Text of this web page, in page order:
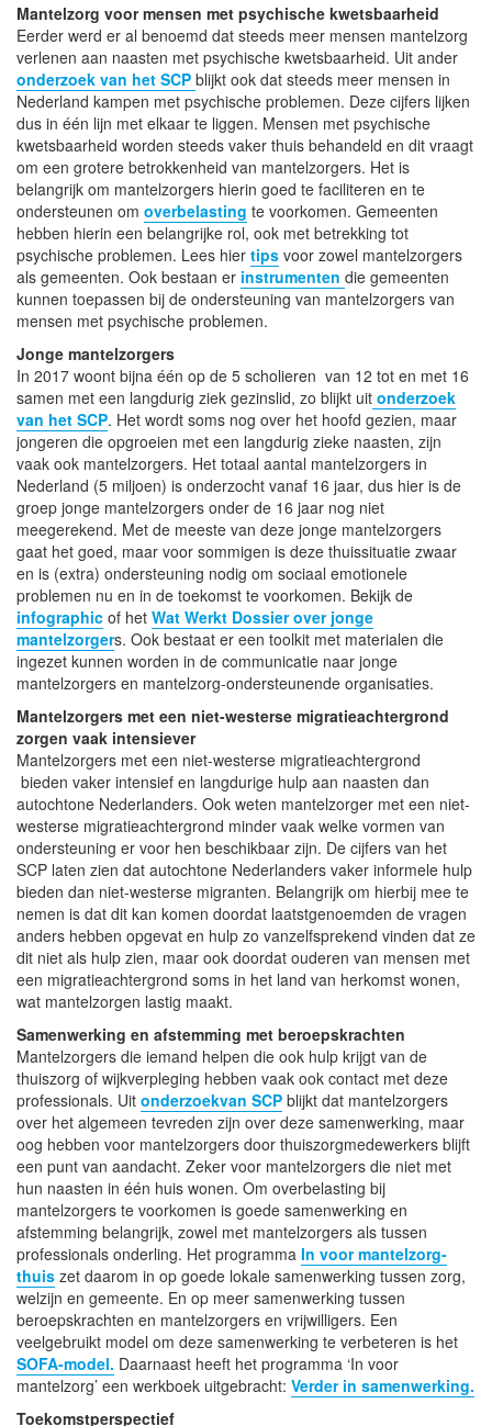
Mantelzorg voor mensen met psychische kwetsbaarheid
Eerder werd er al benoemd dat steeds meer mensen mantelzorg
verlenen aan naasten met psychische kwetsbaarheid. Uit ander
onderzoek van het SCP blijkt ook dat steeds meer mensen in
Nederland kampen met psychische problemen. Deze cijfers lijken
dus in één lijn met elkaar te liggen. Mensen met psychische
kwetsbaarheid worden steeds vaker thuis behandeld en dit vraagt
om een grotere betrokkenheid van mantelzorgers. Het is
belangrijk om mantelzorgers hierin goed te faciliteren en te
ondersteunen om overbelasting te voorkomen. Gemeenten
hebben hierin een belangrijke rol, ook met betrekking tot
psychische problemen. Lees hier tips voor zowel mantelzorgers
als gemeenten. Ook bestaan er instrumenten die gemeenten
kunnen toepassen bij de ondersteuning van mantelzorgers van
mensen met psychische problemen.
Jonge mantelzorgers
In 2017 woont bijna één op de 5 scholieren van 12 tot en met 16
samen met een langdurig ziek gezinslid, zo blijkt uit onderzoek
van het SCP. Het wordt soms nog over het hoofd gezien, maar
jongeren die opgroeien met een langdurig zieke naasten, zijn
vaak ook mantelzorgers. Het totaal aantal mantelzorgers in
Nederland (5 miljoen) is onderzocht vanaf 16 jaar, dus hier is de
groep jonge mantelzorgers onder de 16 jaar nog niet
meegerekend. Met de meeste van deze jonge mantelzorgers
gaat het goed, maar voor sommigen is deze thuissituatie zwaar
en is (extra) ondersteuning nodig om sociaal emotionele
problemen nu en in de toekomst te voorkomen. Bekijk de
infographic of het Wat Werkt Dossier over jonge
mantelzorgers. Ook bestaat er een toolkit met materialen die
ingezet kunnen worden in de communicatie naar jonge
mantelzorgers en mantelzorg-ondersteunende organisaties.
Mantelzorgers met een niet-westerse migratieachtergrond
zorgen vaak intensiever
Mantelzorgers met een niet-westerse migratieachtergrond
bieden vaker intensief en langdurige hulp aan naasten dan
autochtone Nederlanders. Ook weten mantelzorger met een niet-
westerse migratieachtergrond minder vaak welke vormen van
ondersteuning er voor hen beschikbaar zijn. De cijfers van het
SCP laten zien dat autochtone Nederlanders vaker informele hulp
bieden dan niet-westerse migranten. Belangrijk om hierbij mee te
nemen is dat dit kan komen doordat laatstgenoemden de vragen
anders hebben opgevat en hulp zo vanzelfsprekend vinden dat ze
dit niet als hulp zien, maar ook doordat ouderen van mensen met
een migratieachtergrond soms in het land van herkomst wonen,
wat mantelzorgen lastig maakt.
Samenwerking en afstemming met beroepskrachten
Mantelzorgers die iemand helpen die ook hulp krijgt van de
thuiszorg of wijkverpleging hebben vaak ook contact met deze
professionals. Uit onderzoekvan SCP blijkt dat mantelzorgers
over het algemeen tevreden zijn over deze samenwerking, maar
oog hebben voor mantelzorgers door thuiszorgmedewerkers blijft
een punt van aandacht. Zeker voor mantelzorgers die niet met
hun naasten in één huis wonen. Om overbelasting bij
mantelzorgers te voorkomen is goede samenwerking en
afstemming belangrijk, zowel met mantelzorgers als tussen
professionals onderling. Het programma In voor mantelzorg-
thuis zet daarom in op goede lokale samenwerking tussen zorg,
welzijn en gemeente. En op meer samenwerking tussen
beroepskrachten en mantelzorgers en vrijwilligers. Een
veelgebruikt model om deze samenwerking te verbeteren is het
SOFA-model. Daarnaast heeft het programma ‘In voor
mantelzorg’ een werkboek uitgebracht: Verder in samenwerking.
Toekomstperspectief